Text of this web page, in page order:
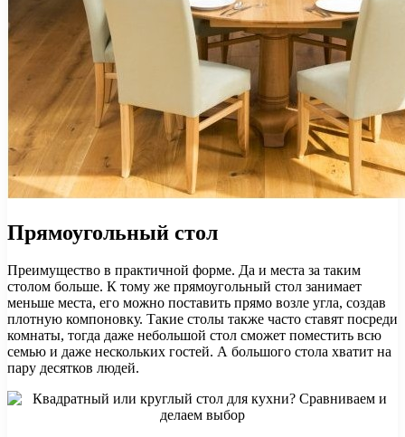
Прямоугольный стол
Преимущество в практичной форме. Да и места за таким
столом больше. К тому же прямоугольный стол занимает
меньше места, его можно поставить прямо возле угла, создав
плотную компоновку. Такие столы также часто ставят посреди
комнаты, тогда даже небольшой стол сможет поместить всю
семью и даже нескольких гостей. А большого стола хватит на
пару десятков людей.